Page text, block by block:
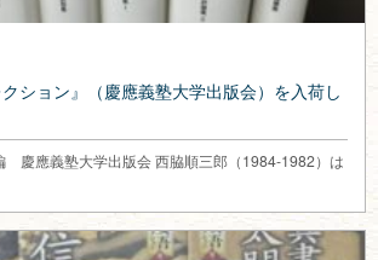
クション』（慶應義塾大学出版会）を入荷し
應義塾大学出版会 西脇順三郎（1984-1982）は